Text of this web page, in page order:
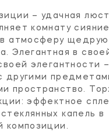
– удачная
комнату
в атмосферу
Элегантная в
элегантности
другими
пространство.
эффектное
капель в
композиции.